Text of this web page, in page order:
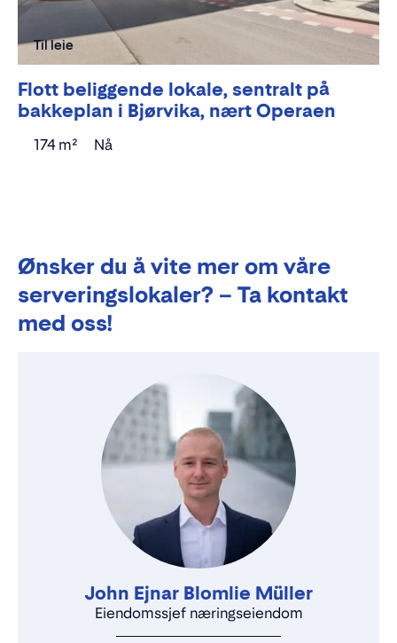
Flott beliggende lokale, sentralt på
bakkeplan i Bjørvika, nært Operaen
174 m² Nå
Til leie
Ønsker du å vite mer om våre
serveringslokaler? – Ta kontakt
med oss!
John Ejnar Blomlie Müller
Eiendomssjef næringseiendom